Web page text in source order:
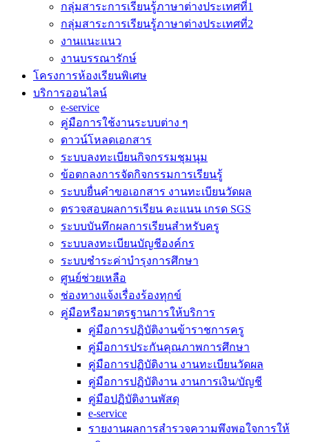
กลุ่มสาระการเรียนรู้ภาษาต่างประเทศที่1
กลุ่มสาระการเรียนรู้ภาษาต่างประเทศที่2
งานแนะแนว
งานบรรณารักษ์
โครงการห้องเรียนพิเศษ
บริการออนไลน์
e-service
คู่มือการใช้งานระบบต่าง ๆ
ดาวน์โหลดเอกสาร
ระบบลงทะเบียนกิจกรรมชุมนุม
ข้อตกลงการจัดกิจกรรมการเรียนรู้
ระบบยื่นคำขอเอกสาร งานทะเบียนวัดผล
ตรวจสอบผลการเรียน คะแนน เกรด SGS
ระบบบันทึกผลการเรียนสำหรับครู
ระบบลงทะเบียนบัญชีองค์กร
ระบบชำระค่าบำรุงการศึกษา
ศูนย์ช่วยเหลือ
ช่องทางแจ้งเรื่องร้องทุกข์
คู่มือหรือมาตรฐานการให้บริการ
คู่มือการปฏิบัติงานข้าราชการครู
คู่มือการประกันคุณภาพการศึกษา
คู่มือการปฏิบัติงาน งานทะเบียนวัดผล
คู่มือการปฏิบัติงาน งานการเงิน/บัญชี
คู่มือปฏิบัติงานพัสดุ
e-service
รายงานผลการสำรวจความพึงพอใจการให้